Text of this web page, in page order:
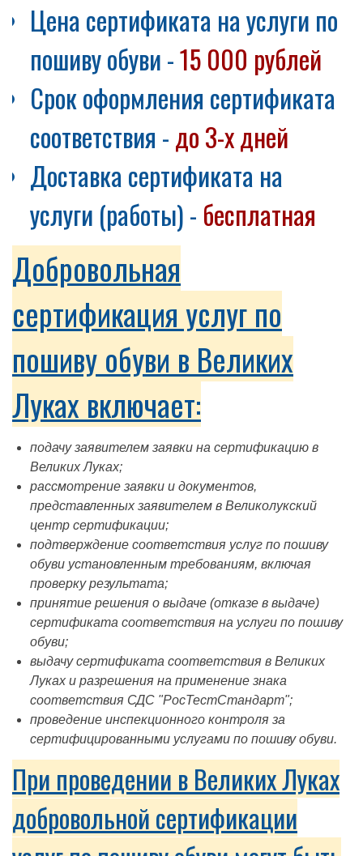
Цена сертификата на услуги по
пошиву обуви -15 000 рублей
Срок оформления сертификата
соответствия -до 3-х дней
Доставка сертификата на
услуги (работы) - бесплатная
Добровольная
сертификация услуг по
пошиву обуви в Великих
Луках включает:
подачу заявителем заявки на сертификацию в
Великих Луках;
рассмотрение заявки и документов,
представленных заявителем в Великолукский
центр сертификации;
подтверждение соответствия услуг по пошиву
обуви установленным требованиям, включая
проверку результата;
принятие решения о выдаче (отказе в выдаче)
сертификата соответствия на услуги по пошиву
обуви;
выдачу сертификата соответствия в Великих
Луках и разрешения на применение знака
соответствия СДС "РосТестСтандарт";
проведение инспекционного контроля за
сертифицированными услугами по пошиву обуви.
При проведении в Великих Луках
добровольной сертификации